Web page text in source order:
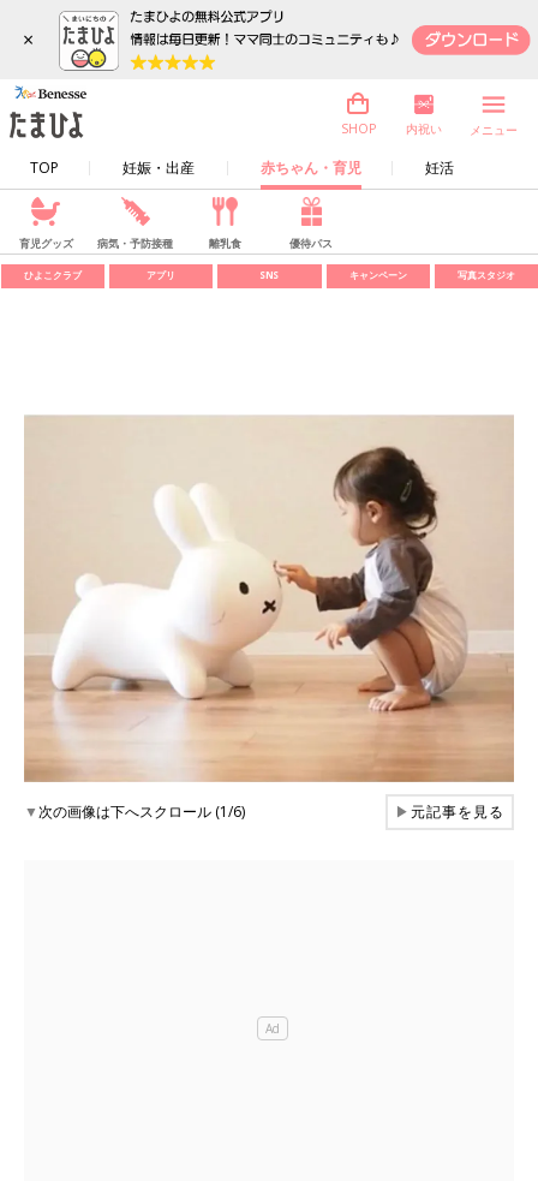
×
TOP 妊娠・出産 赤ちゃん・育児 妊活
SHOP 内祝い メニュー
育児グッズ 病気・予防接種 離乳食 優待パス
ひよこクラブ アプリ SNS キャンペーン 写真スタジオ
▼次の画像は下へスクロール (1/6) ▶元記事を見る